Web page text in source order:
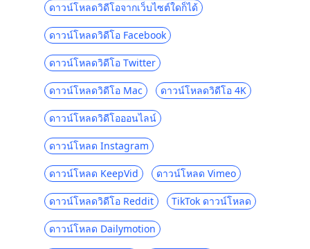
ทางเลือกทีวี Terrarium 10 อันดับแรก | 2023
6 เว็บไซต์ฟรียอดนิยมเช่น 123Movies [2023]
เว็บไซต์ละครเกาหลี 5 อันดับแรกที่มีคำ
บรรยายภาษาอังกฤษที่คุณจะต้องหลงรัก
ทางเลือก Primewire 6 อันดับแรก [ไซต์ฟรีที่ดี
ที่สุดเช่น Primewire]
เว็บไซต์ที่ดีที่สุดเช่น Udemy สำหรับ E-
learning [2023]
ดาวน์โหลดภาพยนตร์]
เว็บไซต์ที่ดีที่สุดเช่น SolarMovie เพื่อรับชม
และดาวน์โหลดภาพยนตร์
ดาวน์โหลดวิดีโอจากเว็บไซต์ใดก็ได้
ดาวน์โหลดวิดีโอ Facebook
ดาวน์โหลดวิดีโอ Twitter
ดาวน์โหลดวิดีโอ Mac ดาวน์โหลดวิดีโอ 4K
ดาวน์โหลดวิดีโอออนไลน์
ดาวน์โหลด Instagram
ดาวน์โหลด KeepVid ดาวน์โหลด Vimeo
ดาวน์โหลดวิดีโอ Reddit TikTok ดาวน์โหลด
ดาวน์โหลด Dailymotion